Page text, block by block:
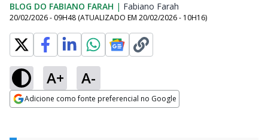
BLOG DO FABIANO FARAH | Fabiano Farah
20/02/2026 - 09H48 (ATUALIZADO EM 20/02/2026 - 10H16)
A+ A-
Adicione como fonte preferencial no Google